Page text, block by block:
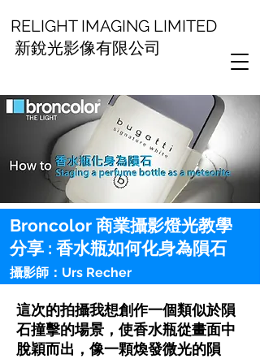
RELIGHT IMAGING LIMITED
新銳光影像有限公司
Broncolor 商業攝影燈光教學
分享 : 香水瓶如何化身為隕石
攝影師：Urs Recher
這次的拍攝我想創作一個類似於隕
石撞擊的場景，使香水瓶從畫面中
脫穎而出，像一顆煥發微光的隕